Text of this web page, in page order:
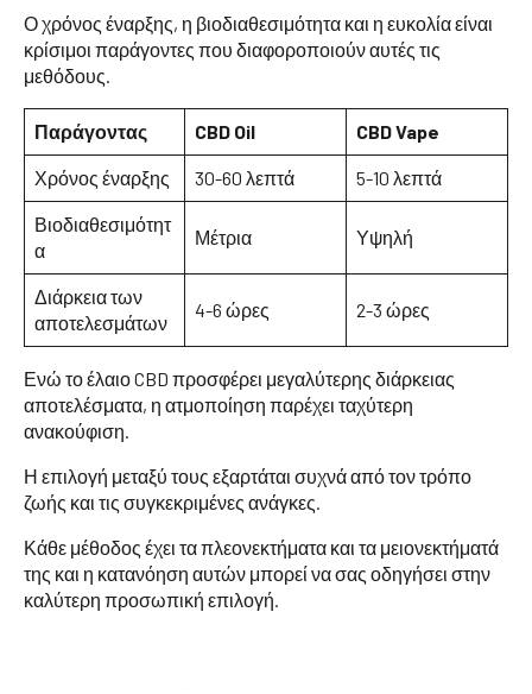
Ο χρόνος έναρξης, η βιοδιαθεσιμότητα και η ευκολία είναι
κρίσιμοι παράγοντες που διαφοροποιούν αυτές τις
μεθόδους.
Παράγοντας CBD Oil CBD Vape
Χρόνος έναρξης 30-60 λεπτά 5-10 λεπτά
Βιοδιαθεσιμότητ
α
Μέτρια Υψηλή
Διάρκεια των
αποτελεσμάτων
4-6 ώρες 2-3 ώρες
Ενώ το έλαιο CBD προσφέρει μεγαλύτερης διάρκειας
αποτελέσματα, η ατμοποίηση παρέχει ταχύτερη
ανακούφιση.
Η επιλογή μεταξύ τους εξαρτάται συχνά από τον τρόπο
ζωής και τις συγκεκριμένες ανάγκες.
Κάθε μέθοδος έχει τα πλεονεκτήματα και τα μειονεκτήματά
της και η κατανόηση αυτών μπορεί να σας οδηγήσει στην
καλύτερη προσωπική επιλογή.